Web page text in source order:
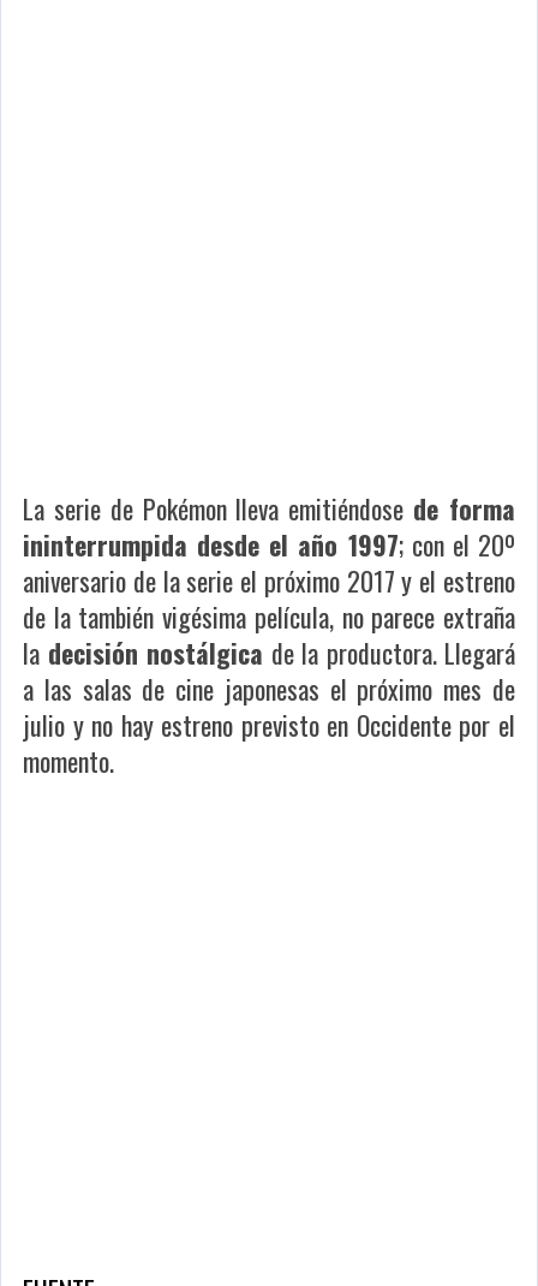
La serie de Pokémon lleva emitiéndose de forma
ininterrumpida desde el año 1997; con el 20º
aniversario de la serie el próximo 2017 y el estreno
de la también vigésima película, no parece extraña
la decisión nostálgica de la productora. Llegará
a las salas de cine japonesas el próximo mes de
julio y no hay estreno previsto en Occidente por el
momento.